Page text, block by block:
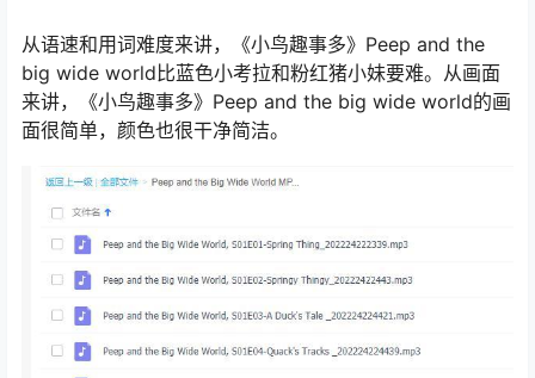
从语速和用词难度来讲，《小鸟趣事多》Peep and the
big wide world比蓝色小考拉和粉红猪小妹要难。从画面
来讲，《小鸟趣事多》Peep and the big wide world的画
面很简单，颜色也很干净简洁。